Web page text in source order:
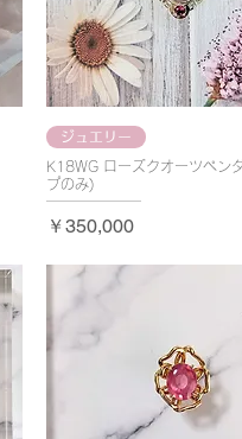
ジュエリー
K18WG ローズクオーツぺン
プのみ)
価格
￥350,000